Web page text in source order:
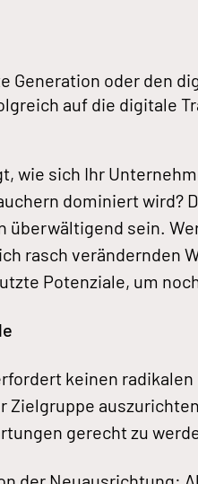
Generation oder den
auf die digitale
wie sich Ihr
dominiert wird?
überwältigend sein.
rasch verändernden
Potenziale, um
keinen
Zielgruppe
gerecht zu